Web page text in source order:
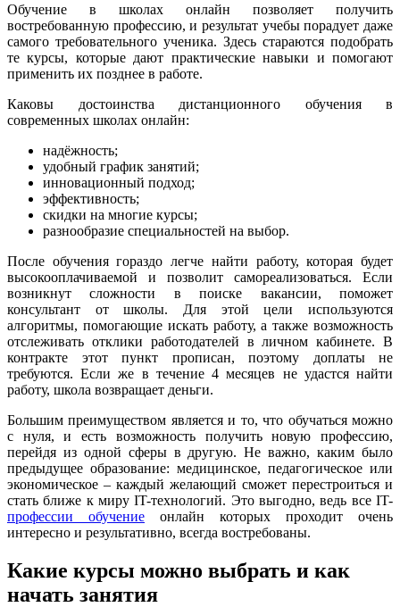
Обучение в школах онлайн позволяет получить
востребованную профессию, и результат учебы порадует даже
самого требовательного ученика. Здесь стараются подобрать
те курсы, которые дают практические навыки и помогают
применить их позднее в работе.
Каковы достоинства дистанционного обучения в
современных школах онлайн:
надёжность;
удобный график занятий;
инновационный подход;
эффективность;
скидки на многие курсы;
разнообразие специальностей на выбор.
После обучения гораздо легче найти работу, которая будет
высокооплачиваемой и позволит самореализоваться. Если
возникнут сложности в поиске вакансии, поможет
консультант от школы. Для этой цели используются
алгоритмы, помогающие искать работу, а также возможность
отслеживать отклики работодателей в личном кабинете. В
контракте этот пункт прописан, поэтому доплаты не
требуются. Если же в течение 4 месяцев не удастся найти
работу, школа возвращает деньги.
Большим преимуществом является и то, что обучаться можно
с нуля, и есть возможность получить новую профессию,
перейдя из одной сферы в другую. Не важно, каким было
предыдущее образование: медицинское, педагогическое или
экономическое – каждый желающий сможет перестроиться и
стать ближе к миру IT-технологий. Это выгодно, ведь все IT-
профессии обучение онлайн которых проходит очень
интересно и результативно, всегда востребованы.
Какие курсы можно выбрать и как
начать занятия